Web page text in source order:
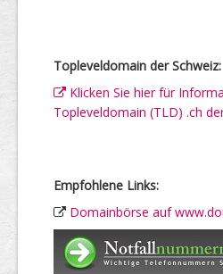
Topleveldomain der Schweiz:
Klicken Sie hier für
Topleveldomain (TLD) .ch
Empfohlene Links:
Domainbörse auf